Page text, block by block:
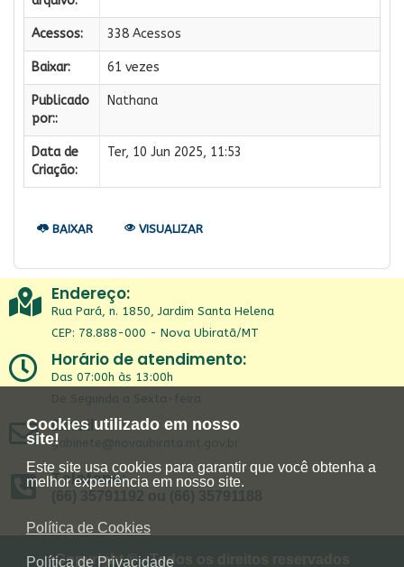
Cookies utilizado em nosso
site!
Este site usa cookies para garantir que você obtenha a
melhor experiência em nosso site.
Política de Cookies
Política de Privacidade
Acessos: 338 Acessos
Baixar: 61 vezes
Publicado
por::
Nathana
Data de
Criação:
Ter, 10 Jun 2025, 11:53
BAIXAR VISUALIZAR
Endereço:
Rua Pará, n. 1850, Jardim Santa Helena
CEP: 78.888-000 - Nova Ubiratã/MT
Horário de atendimento:
Das 07:00h às 13:00h
De Segunda a Sexta-feira
Email:
gabinete@novaubirata.mt.gov.br
Telefone:
(66) 35791192 ou (66) 35791188
Copyright © - Todos os direitos reservados